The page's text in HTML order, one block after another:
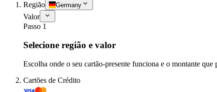
Região Germany
Valor
Passo 1
Selecione região e valor
Escolha onde o seu cartão-presente funciona e o montante que
Cartões de Crédito